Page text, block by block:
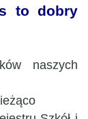
to dobry
naszych